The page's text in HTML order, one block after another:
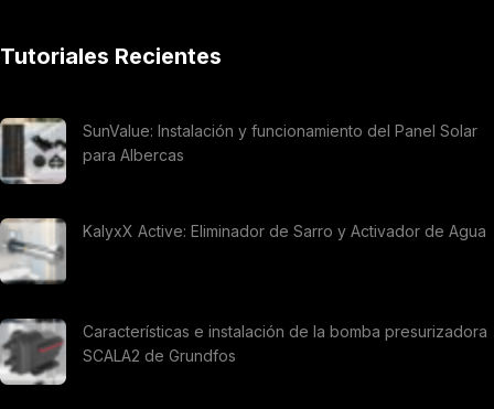
Tutoriales Recientes
SunValue: Instalación y funcionamiento del Panel Solar
para Albercas
KalyxX Active: Eliminador de Sarro y Activador de Agua
Características e instalación de la bomba presurizadora
SCALA2 de Grundfos